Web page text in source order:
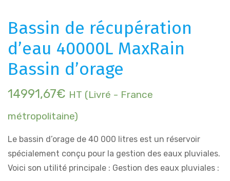
Bassin de récupération
d’eau 40000L MaxRain
Bassin d’orage
14991,67€ HT (Livré - France
métropolitaine)
Le bassin d’orage de 40 000 litres est un réservoir
spécialement conçu pour la gestion des eaux pluviales.
Voici son utilité principale : Gestion des eaux pluviales :